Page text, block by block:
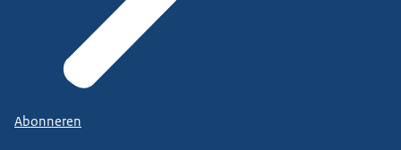
Abonneren